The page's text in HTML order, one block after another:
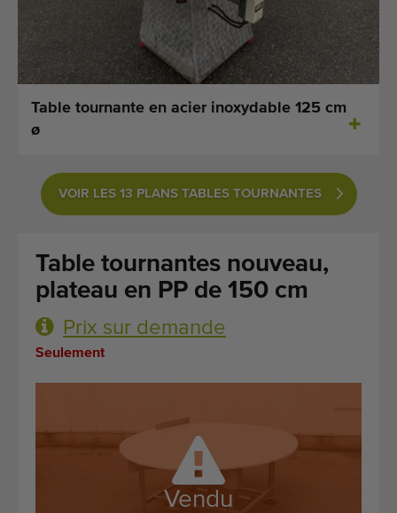
Recherche par type
Dernières machines consultées
Alertes Machines
Importez une machine
Marques
À propos de nous
FAQ
Contact
Blog
Équipement de qualité
Table tournante en acier inoxydable 125 cm
ø
VOIR LES 13 PLANS TABLES TOURNANTES
Table tournantes nouveau,
plateau en PP de 150 cm
Prix sur demande
Seulement
Vendu